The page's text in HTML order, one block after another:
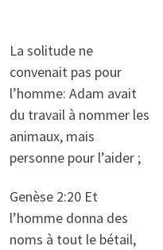
La solitude ne
convenait pas pour
l’homme: Adam avait
du travail à nommer les
animaux, mais
personne pour l’aider ;
Genèse 2:20 Et
l’homme donna des
noms à tout le bétail,